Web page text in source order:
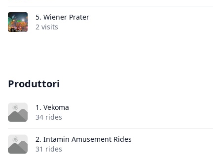
5. Wiener Prater
2 visits
Produttori
1. Vekoma
34 rides
2. Intamin Amusement Rides
31 rides